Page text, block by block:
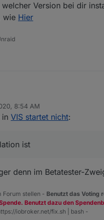
Version bei dir
wie Hier
8:54 AM
VIS startet nicht:
ist
denn im Betatester-
Forum stellen - Benutzt das Voting
Benutzt dazu den
iobroker.net/fix.sh | bash -